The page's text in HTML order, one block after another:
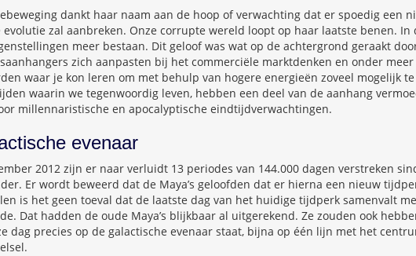
dankt haar naam aan de hoop of verwachting dat er spoedig een
evolutie zal aanbreken. Onze corrupte wereld loopt op haar laatste benen. In
meer bestaan. Dit geloof was wat op de achtergrond geraakt
zich aanpasten bij het commerciële marktdenken en onder meer
waar je kon leren om met behulp van hogere energieën zoveel mogelijk
waarin we tegenwoordig leven, hebben een deel van de aanhang
millennaristische en apocalyptische eindtijdverwachtingen.
evenaar
2012 zijn er naar verluidt 13 periodes van 144.000 dagen verstreken
Er wordt beweerd dat de Maya’s geloofden dat er hierna een nieuw
is het geen toeval dat de laatste dag van het huidige tijdperk samenvalt
Dat hadden de oude Maya’s blijkbaar al uitgerekend. Ze zouden ook
dag precies op de galactische evenaar staat, bijna op één lijn met het